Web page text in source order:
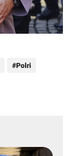
Polri